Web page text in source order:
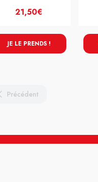
21,50€
JE LE PRENDS !
Précédent